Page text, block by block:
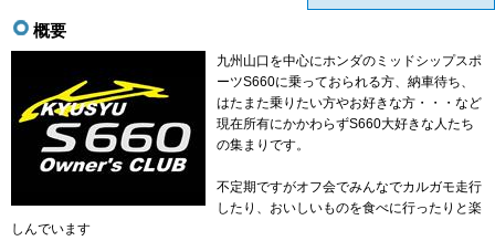
概要
九州山口を中心にホンダのミッドシップスポ
ーツS660に乗っておられる方、納車待ち、
はたまた乗りたい方やお好きな方・・・など
現在所有にかかわらずS660大好きな人たち
の集まりです。
不定期ですがオフ会でみんなでカルガモ走行
したり、おいしいものを食べに行ったりと楽
しんでいます